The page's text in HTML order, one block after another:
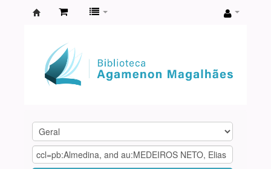
Agamenon
Magalhães